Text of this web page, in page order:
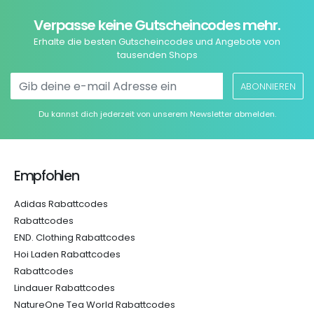
Verpasse keine Gutscheincodes mehr.
Erhalte die besten Gutscheincodes und Angebote von
tausenden Shops
ABONNIEREN
Du kannst dich jederzeit von unserem Newsletter abmelden.
Empfohlen
Adidas Rabattcodes
Rabattcodes
END. Clothing Rabattcodes
Hoi Laden Rabattcodes
Rabattcodes
Lindauer Rabattcodes
NatureOne Tea World Rabattcodes